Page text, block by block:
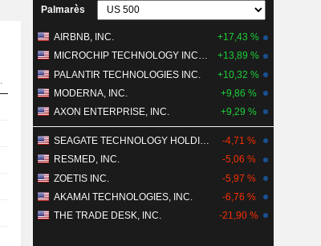
Palmarès
AIRBNB, INC.
+17,43 %
MICROCHIP TECHNOLOGY INCORPORATED
+13,89 %
PALANTIR TECHNOLOGIES INC.
+10,32 %
MODERNA, INC.
+9,86 %
AXON ENTERPRISE, INC.
+9,29 %
SEAGATE TECHNOLOGY HOLDINGS PLC
-4,71 %
RESMED, INC.
-5,06 %
ZOETIS INC.
-5,97 %
AKAMAI TECHNOLOGIES, INC.
-6,76 %
THE TRADE DESK, INC.
-21,90 %